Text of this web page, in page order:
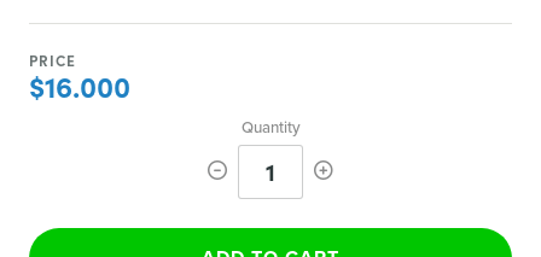
PRICE
$16.000
Quantity
1